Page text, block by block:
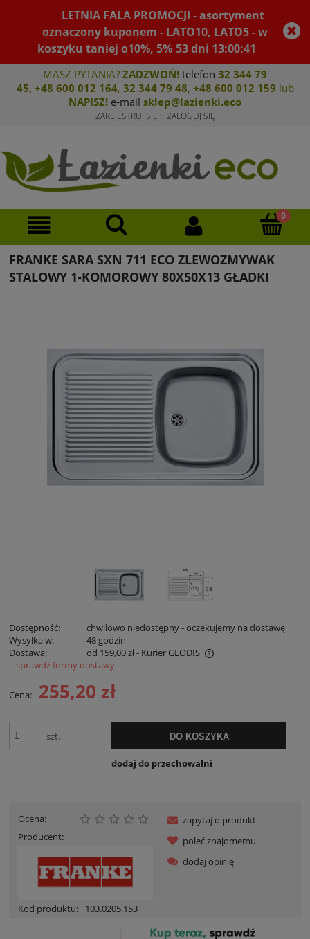
LETNIA FALA PROMOCJI - asortyment
oznaczony kuponem - LATO10, LATO5 - w
koszyku taniej o10%, 5% 53dni 13:00:41
MASZ PYTANIA? ZADZWOŃ! telefon 32 344 79
45, +48 600 012 164, 32 344 79 48, +48 600 012 159 lub
NAPISZ! e-mail sklep@lazienki.eco
ZAREJESTRUJ SIĘ ZALOGUJ SIĘ
FRANKE SARA SXN 711 ECO ZLEWOZMYWAK
STALOWY 1-KOMOROWY 80X50X13 GŁADKI
Dostępność:
chwilowo niedostępny - oczekujemy na dostawę
Wysyłka w:
48 godzin
Dostawa:
od 159,00 zł- Kurier GEODIS
Cena nie zawiera ewentualnych kosztów płatności
sprawdź formy dostawy
Cena: 255,20 zł
szt. DO KOSZYKA
dodaj do przechowalni
Ocena:
Producent:
Kod produktu: 103.0205.153
zapytaj o produkt
poleć znajomemu
dodaj opinię